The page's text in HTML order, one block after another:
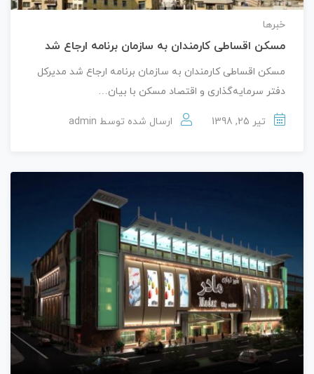
خبرها
مسکن اقساطی کارمندان به سازمان برنامه ارجاع شد
مسکن اقساطی کارمندان به سازمان برنامه ارجاع شد مدیرکل
دفتر سرمایه‌گذاری و اقتصاد مسکن با بیان…
تیر 25, 1398 ارسال شده توسط admin